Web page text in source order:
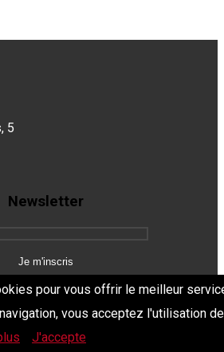
5
Newsletter
- Politique de confidentialité
pour vous offrir le meilleur
vous acceptez l'utilisation
J'accepte